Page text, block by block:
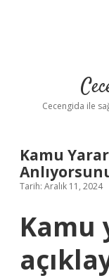
Cecengida ile
Kamu
Tarih: Aralık 11, 2024
Kamu